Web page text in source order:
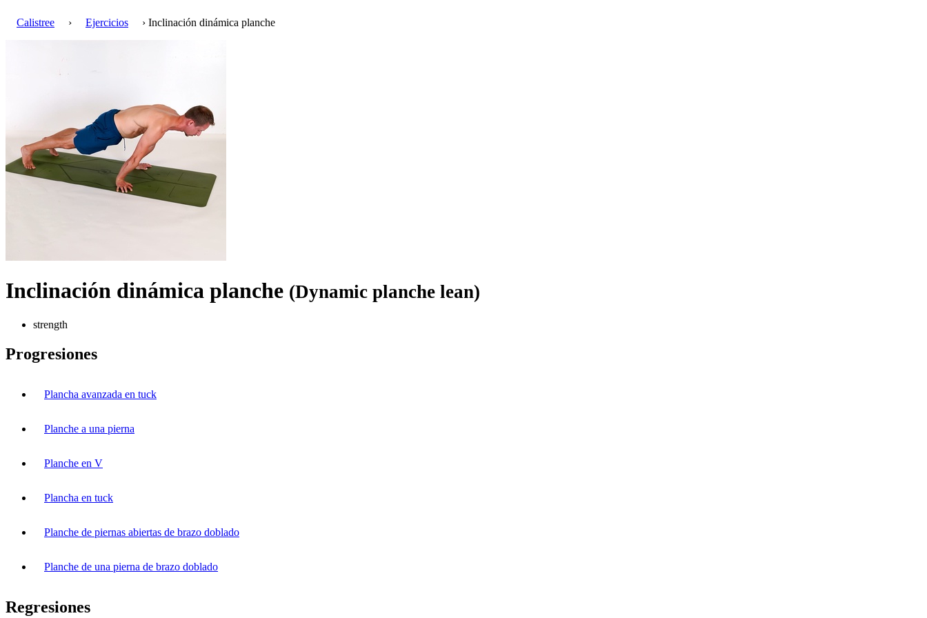
Calistree › Ejercicios › Inclinación dinámica planche
Inclinación dinámica planche (Dynamic planche lean)
strength
Progresiones
Plancha avanzada en tuck
Planche a una pierna
Planche en V
Plancha en tuck
Planche de piernas abiertas de brazo doblado
Planche de una pierna de brazo doblado
Regresiones